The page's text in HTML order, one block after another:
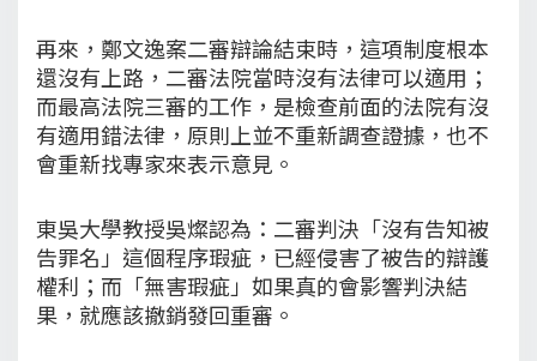
再來，鄭文逸案二審辯論結束時，這項制度根本
還沒有上路，二審法院當時沒有法律可以適用；
而最高法院三審的工作，是檢查前面的法院有沒
有適用錯法律，原則上並不重新調查證據，也不
會重新找專家來表示意見。
東吳大學教授吳燦認為：二審判決「沒有告知被
告罪名」這個程序瑕疵，已經侵害了被告的辯護
權利；而「無害瑕疵」如果真的會影響判決結
果，就應該撤銷發回重審。